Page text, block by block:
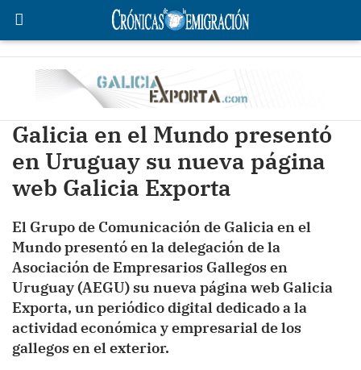
Galicia en el Mundo presentó
en Uruguay su nueva página
web Galicia Exporta
El Grupo de Comunicación de Galicia en el
Mundo presentó en la delegación de la
Asociación de Empresarios Gallegos en
Uruguay (AEGU) su nueva página web Galicia
Exporta, un periódico digital dedicado a la
actividad económica y empresarial de los
gallegos en el exterior.